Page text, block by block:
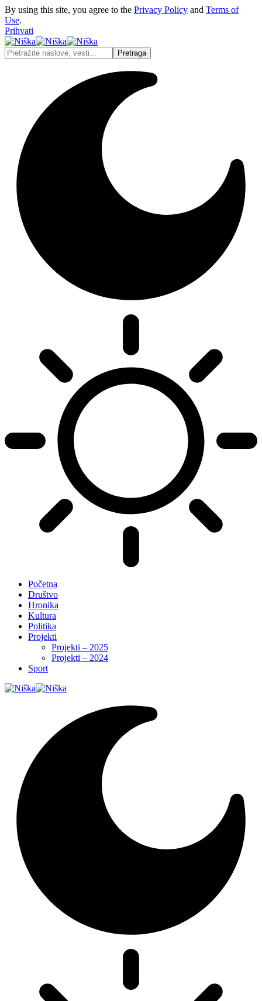
By using this site, you agree to the Privacy Policy and Terms of
Use.
Prihvati
Početna
Društvo
Hronika
Kultura
Politika
Projekti
Projekti – 2025
Projekti – 2024
Sport